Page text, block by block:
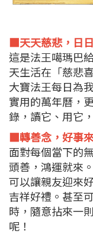
■天天慈悲，日
這是法王噶瑪巴
天生活在「慈悲
大寶法王每日為
實用的萬年曆，
錄，讀它、用它
■轉善念，好事
面對每個當下的
頭善，鴻運就來
可以讓親友迎來
吉祥好禮。甚至
時，隨意拈來一
呢！